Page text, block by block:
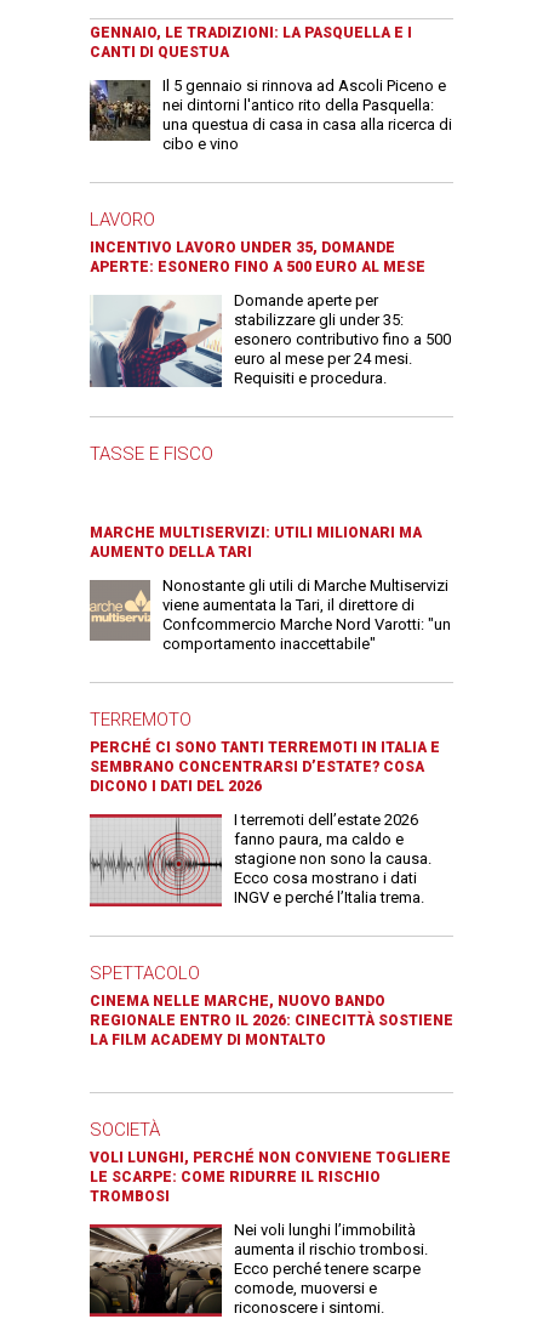
GENNAIO, LE TRADIZIONI: LA PASQUELLA E I
CANTI DI QUESTUA
Il 5 gennaio si rinnova ad Ascoli Piceno e
nei dintorni l'antico rito della Pasquella:
una questua di casa in casa alla ricerca di
cibo e vino
LAVORO
INCENTIVO LAVORO UNDER 35, DOMANDE
APERTE: ESONERO FINO A 500 EURO AL MESE
Domande aperte per
stabilizzare gli under 35:
esonero contributivo fino a 500
euro al mese per 24 mesi.
Requisiti e procedura.
TASSE E FISCO
MARCHE MULTISERVIZI: UTILI MILIONARI MA
AUMENTO DELLA TARI
Nonostante gli utili di Marche Multiservizi
viene aumentata la Tari, il direttore di
Confcommercio Marche Nord Varotti: "un
comportamento inaccettabile"
TERREMOTO
PERCHÉ CI SONO TANTI TERREMOTI IN ITALIA E
SEMBRANO CONCENTRARSI D’ESTATE? COSA
DICONO I DATI DEL 2026
I terremoti dell’estate 2026
fanno paura, ma caldo e
stagione non sono la causa.
Ecco cosa mostrano i dati
INGV e perché l’Italia trema.
SPETTACOLO
CINEMA NELLE MARCHE, NUOVO BANDO
REGIONALE ENTRO IL 2026: CINECITTÀ SOSTIENE
LA FILM ACADEMY DI MONTALTO
SOCIETÀ
VOLI LUNGHI, PERCHÉ NON CONVIENE TOGLIERE
LE SCARPE: COME RIDURRE IL RISCHIO
TROMBOSI
Nei voli lunghi l’immobilità
aumenta il rischio trombosi.
Ecco perché tenere scarpe
comode, muoversi e
riconoscere i sintomi.